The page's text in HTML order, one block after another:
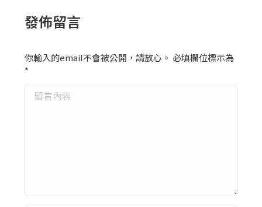
發佈留言
你輸入的email不會被公開，請放心。 必填欄位標示為
*
留言內容